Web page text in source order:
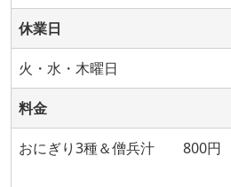
休業日
火・水・木曜日
料金
おにぎり3種＆僧兵汁 800円